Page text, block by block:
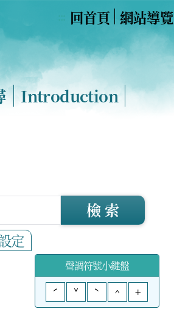
回首頁 網站導覽
Introduction
定
檢 索
聲調符號小鍵盤
ˊ
ˇ ˋ ^ +